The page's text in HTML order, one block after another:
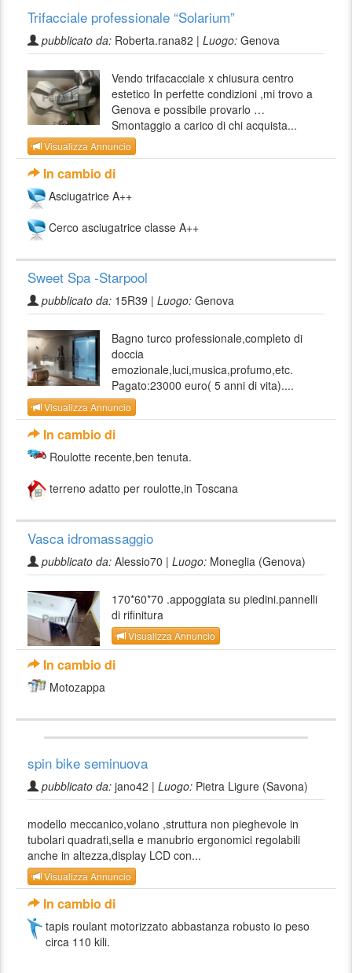
Trifacciale professionale “Solarium”
pubblicato da: Roberta.rana82 | Luogo: Genova
Vendo trifacacciale x chiusura centro
estetico In perfette condizioni ,mi trovo a
Genova e possibile provarlo …
Smontaggio a carico di chi acquista...
Visualizza Annuncio
In cambio di
Asciugatrice A++
Cerco asciugatrice classe A++
Sweet Spa -Starpool
pubblicato da: 15R39 | Luogo: Genova
Bagno turco professionale,completo di
doccia
emozionale,luci,musica,profumo,etc.
Pagato:23000 euro( 5 anni di vita)....
Visualizza Annuncio
In cambio di
Roulotte recente,ben tenuta.
terreno adatto per roulotte,in Toscana
Vasca idromassaggio
pubblicato da: Alessio70 | Luogo: Moneglia (Genova)
170*60*70 .appoggiata su piedini.pannelli
di rifinitura
Visualizza Annuncio
In cambio di
Motozappa
spin bike seminuova
pubblicato da: jano42 | Luogo: Pietra Ligure (Savona)
modello meccanico,volano ,struttura non pieghevole in
tubolari quadrati,sella e manubrio ergonomici regolabili
anche in altezza,display LCD con...
Visualizza Annuncio
In cambio di
tapis roulant motorizzato abbastanza robusto io peso
circa 110 kili.